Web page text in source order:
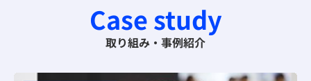
Case study
取り組み・事例紹介